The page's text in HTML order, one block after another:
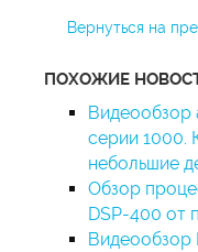
Вернуться на
ПОХОЖИЕ
Видеообзор
серии 1000.
небольшие
Обзор
DSP-400 от
Видеообзор